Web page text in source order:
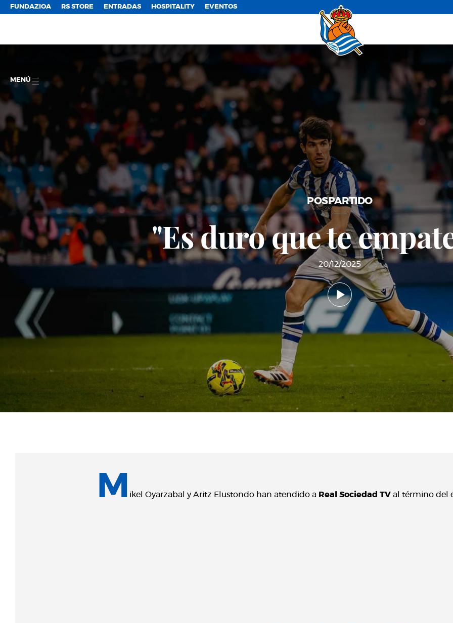
FUNDAZIOA RS STORE ENTRADAS HOSPITALITY EVENTOS
MENÚ
POSPARTIDO
"Es duro que te
20/12/2025
M ikel Oyarzabal y Aritz Elustondo han atendido a Real Sociedad TV al término del